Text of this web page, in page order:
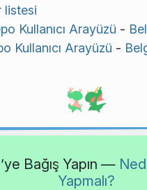
listesi
Kullanıcı Arayüzü -
Kullanıcı Arayüzü -
Bağış Yapın —
Yapmalı?